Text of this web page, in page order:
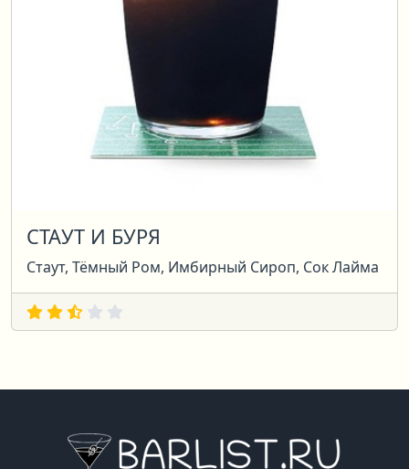
СТАУТ И БУРЯ
Стаут, Тёмный Ром, Имбирный Сироп, Сок Лайма